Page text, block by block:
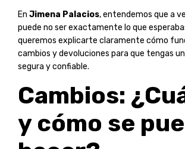
En Jimena Palacios, entendemos que a
puede no ser exactamente lo que
queremos explicarte claramente cómo
cambios y devoluciones para que tengas
segura y confiable.
Cambios:
y cómo se